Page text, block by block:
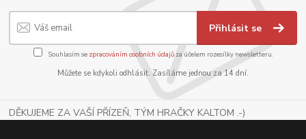
Přihlásit se
Souhlasím se zpracováním osobních údajůza účelem rozesílky newsletteru.
Můžete se kdykoli odhlásit. Zasíláme jednou za 14 dní.
DĚKUJEME ZA VAŠÍ PŘÍZEŇ, TÝM HRAČKY KALTOM .-)